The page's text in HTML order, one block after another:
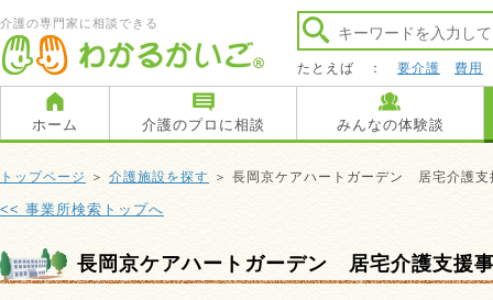
介護の専門家に相談できる
たとえば ： 要介護 費用
ホーム 介護のプロに相談 みんなの体験談
トップページ ＞ 介護施設を探す ＞ 長岡京ケアハートガーデン 居宅介護
<< 事業所検索トップへ
長岡京ケアハートガーデン 居宅介護支援